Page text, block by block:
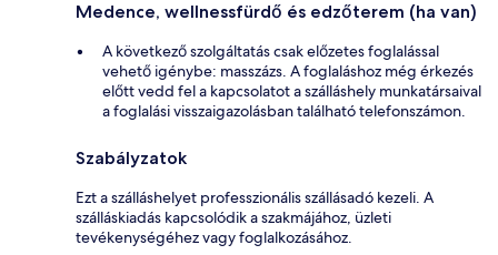
Medence, wellnessfürdő és edzőterem (ha van)
A következő szolgáltatás csak előzetes foglalással
vehető igénybe: masszázs. A foglaláshoz még érkezés
előtt vedd fel a kapcsolatot a szálláshely munkatársaival
a foglalási visszaigazolásban található telefonszámon.
Szabályzatok
Ezt a szálláshelyet professzionális szállásadó kezeli. A
szálláskiadás kapcsolódik a szakmájához, üzleti
tevékenységéhez vagy foglalkozásához.